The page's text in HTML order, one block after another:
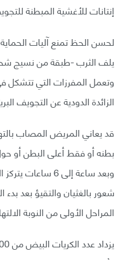
إنتانات للأغشية المبطنة
لحسن الحظ تمنع آليات
يلف الثرب -طبقة من نسيج
وتعمل المفرزات التي
الزائدة الدودية عن التجويف
قد يعاني المريض المصاب
بطنه أو فقط أعلى البطن أو
وبعد ساعة إلى 6
شعور بالغثيان والتقيؤ بعد
المراحل الأولى من النوبة